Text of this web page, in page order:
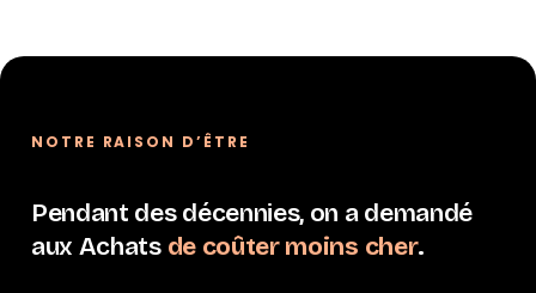
NOTRE RAISON D’ÊTRE
Pendant des décennies, on a demandé
aux Achats de coûter moins cher.